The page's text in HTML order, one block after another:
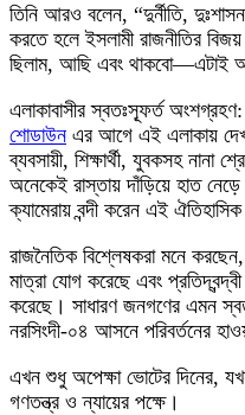
তিনি আরও বলেন, “দুর্নীতি,
করতে হলে ইসলামী রাজনীতির
ছিলাম, আছি এবং থাকবো—এটাই
এলাকাবাসীর স্বতঃস্ফূর্ত
শোডাউন এর আগে এই এলাকায় দেখা
ব্যবসায়ী, শিক্ষার্থী, যুবকসহ নানা
অনেকেই রাস্তায় দাঁড়িয়ে হাত
ক্যামেরায় বন্দী করেন এই
রাজনৈতিক বিশ্লেষকরা মনে
মাত্রা যোগ করেছে এবং
করেছে। সাধারণ জনগণের এমন
নরসিংদী-০৪ আসনে পরিবর্তনের
এখন শুধু অপেক্ষা ভোটের দিনের,
গণতন্ত্র ও ন্যায়ের পক্ষে।